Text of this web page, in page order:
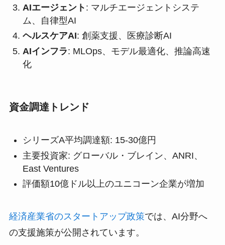
AIエージェント : マルチエージェントシステ
ム、自律型AI
ヘルスケアAI: 創薬支援、医療診断AI
AIインフラ: MLOps、モデル最適化、推論高速
化
資金調達トレンド
シリーズA平均調達額: 15-30億円
主要投資家: グローバル・ブレイン、ANRI、
East Ventures
評価額10億ドル以上のユニコーン企業が増加
経済産業省のスタートアップ政策では、AI分野へ
の支援施策が公開されています。